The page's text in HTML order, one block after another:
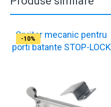
-10%
Opritor mecanic pentru
porti batante STOP-LOCK
-10%
-11%
-10%
-11%
-9%
-10%
-11%
-10%
-10%